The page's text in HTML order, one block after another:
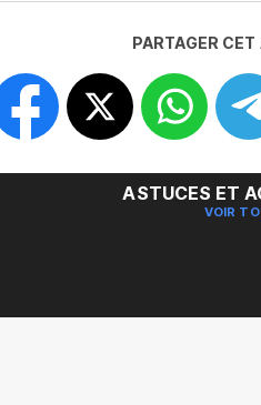
PARTAGER
ASTUCES ET
VOIR